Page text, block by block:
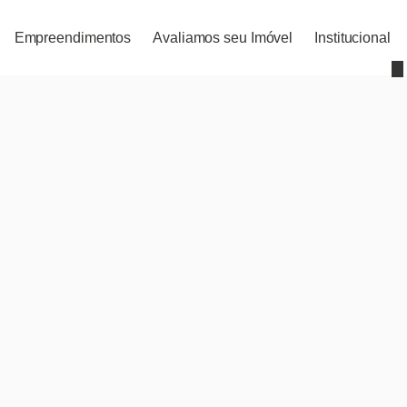
Institucional
Avaliamos seu Imóvel
Empreendimentos